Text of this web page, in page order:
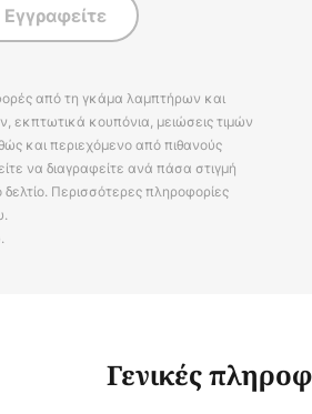
Εγγραφείτε
από τη γκάμα λαμπτήρων και
κουπόνια, μειώσεις τιμών
και περιεχόμενο από πιθανούς
να διαγραφείτε ανά πάσα στιγμή
Περισσότερες πληροφορίες
Γενικές